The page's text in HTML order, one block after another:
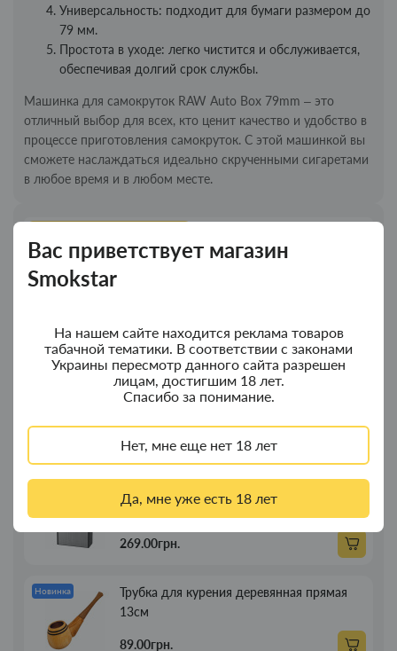
Вас приветствует магазин
Smokstar
На нашем сайте находится реклама товаров
табачной тематики. В соответствии с законами
Украины пересмотр данного сайта разрешен
лицам, достигшим 18 лет.
Спасибо за понимание.
Нет, мне еще нет 18 лет
Да, мне уже есть 18 лет
Универсальность: подходит для бумаги размером до
79 мм.
Простота в уходе: легко чистится и обслуживается,
обеспечивая долгий срок службы.
Машинка для самокруток RAW Auto Box 79mm – это
отличный выбор для всех, кто ценит качество и удобство в
процессе приготовления самокруток. С этой машинкой вы
сможете наслаждаться идеально скрученными сигаретами
в любое время и в любом месте.
Новинка
350.00грн.
Колпак для водного "Граната Ф1" - колпак
380.00грн.
Портсигар для сигарет Focus з USB
зажигалкой 20 сиг
269.00грн.
Новинка
Трубка для курения деревянная прямая
13см
89.00грн.